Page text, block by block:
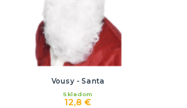
Vousy - Santa
12,8 €
Skladom